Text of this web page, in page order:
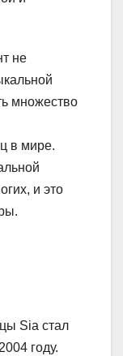
не
множество
в мире.
и это
Sia стал
году.